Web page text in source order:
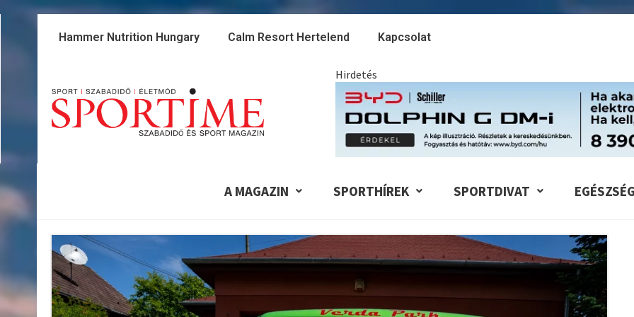
Hammer Nutrition Hungary Calm Resort Hertelend Kapcsolat
Hirdetés
A MAGAZIN SPORTHÍREK SPORTDIVAT EGÉSZSÉG